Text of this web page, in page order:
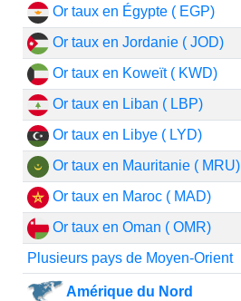
Or taux en Égypte ( EGP)
Or taux en Jordanie ( JOD)
Or taux en Koweït ( KWD)
Or taux en Liban ( LBP)
Or taux en Libye ( LYD)
Or taux en Mauritanie ( MRU)
Or taux en Maroc ( MAD)
Or taux en Oman ( OMR)
Plusieurs pays de Moyen-Orient
Amérique du Nord